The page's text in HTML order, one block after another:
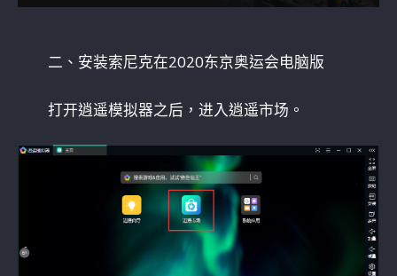
二、安装索尼克在2020东京奥运会电脑版
打开逍遥模拟器之后，进入逍遥市场。